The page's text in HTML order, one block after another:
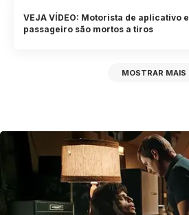
VEJA VÍDEO: Motorista de aplicativo e
passageiro são mortos a tiros
MOSTRAR MAIS